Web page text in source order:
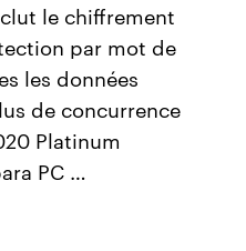
le chiffrement
par mot de
les données
de concurrence
Platinum
PC …